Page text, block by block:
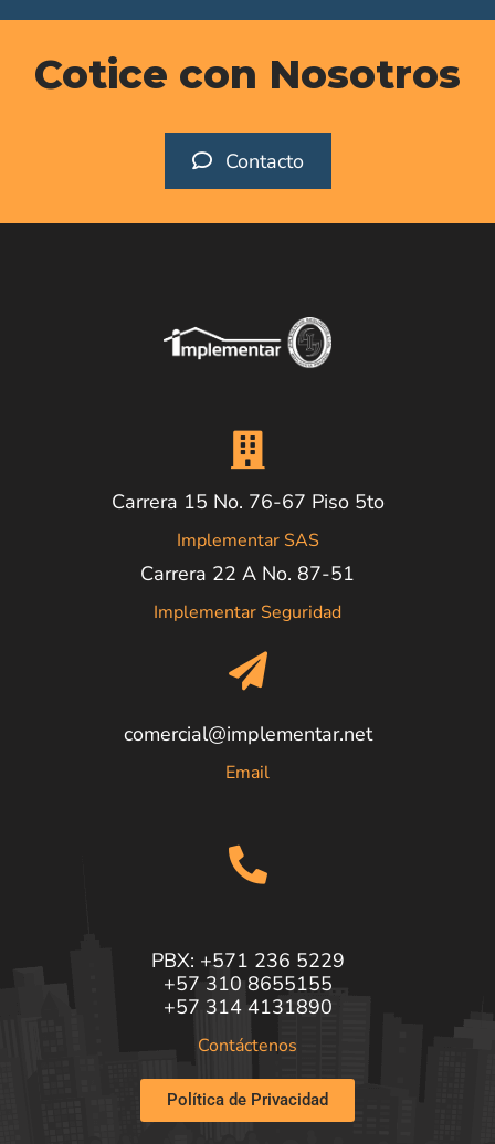
Cotice con Nosotros
Contacto
Carrera 15 No. 76-67 Piso 5to
Implementar SAS
Carrera 22 A No. 87-51
Implementar Seguridad
comercial@implementar.net
Email
PBX: +571 236 5229
+57 310 8655155
+57 314 4131890
Contáctenos
Política de Privacidad